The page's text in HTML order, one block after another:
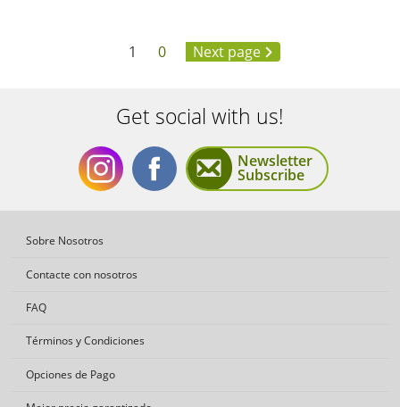
1 0 Next page
Get social with us!
Get
social
Get
Newsletter
Subscribe
Sobre Nosotros
Contacte con nosotros
FAQ
Términos y Condiciones
Opciones de Pago